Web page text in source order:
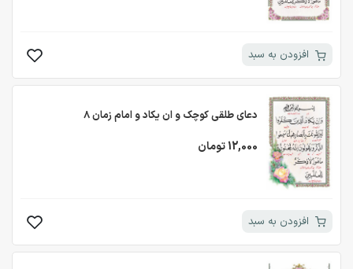
افزودن به سبد
دعای طلقی کوچک و ان یکاد و امام زمان 8
12,000 تومان
افزودن به سبد